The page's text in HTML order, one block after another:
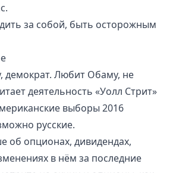
за собой, быть осторожным
демократ. Любит Обаму, не
деятельность «Уолл Стрит»
выборы 2016
русские.
об опционах, дивидендах,
в нём за последние